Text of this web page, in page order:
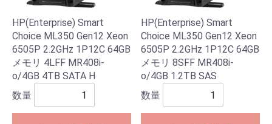
HP(Enterprise) Smart
Choice ML350 Gen12 Xeon
6505P 2.2GHz 1P12C 64GB
メモリ 4LFF MR408i-
o/4GB 4TB SATA H
数量
HP(Enterprise) Smart
Choice ML350 Gen12 Xeon
6505P 2.2GHz 1P12C 64GB
メモリ 8SFF MR408i-
o/4GB 1.2TB SAS
数量